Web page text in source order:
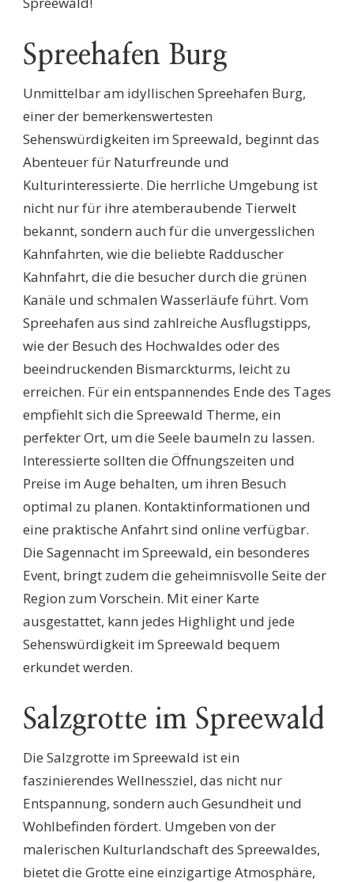
Spreehafen Burg
Unmittelbar am idyllischen Spreehafen Burg,
einer der bemerkenswertesten
Sehenswürdigkeiten im Spreewald, beginnt das
Abenteuer für Naturfreunde und
Kulturinteressierte. Die herrliche Umgebung ist
nicht nur für ihre atemberaubende Tierwelt
bekannt, sondern auch für die unvergesslichen
Kahnfahrten, wie die beliebte Radduscher
Kahnfahrt, die die besucher durch die grünen
Kanäle und schmalen Wasserläufe führt. Vom
Spreehafen aus sind zahlreiche Ausflugstipps,
wie der Besuch des Hochwaldes oder des
beeindruckenden Bismarckturms, leicht zu
erreichen. Für ein entspannendes Ende des Tages
empfiehlt sich die Spreewald Therme, ein
perfekter Ort, um die Seele baumeln zu lassen.
Interessierte sollten die Öffnungszeiten und
Preise im Auge behalten, um ihren Besuch
optimal zu planen. Kontaktinformationen und
eine praktische Anfahrt sind online verfügbar.
Die Sagennacht im Spreewald, ein besonderes
Event, bringt zudem die geheimnisvolle Seite der
Region zum Vorschein. Mit einer Karte
ausgestattet, kann jedes Highlight und jede
Sehenswürdigkeit im Spreewald bequem
erkundet werden.
Salzgrotte im Spreewald
Die Salzgrotte im Spreewald ist ein
faszinierendes Wellnessziel, das nicht nur
Entspannung, sondern auch Gesundheit und
Wohlbefinden fördert. Umgeben von der
malerischen Kulturlandschaft des Spreewaldes,
bietet die Grotte eine einzigartige Atmosphäre,